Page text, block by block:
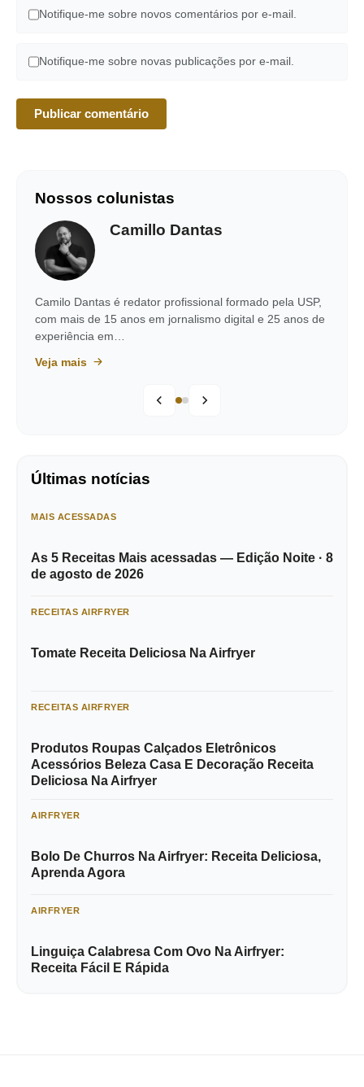
Notifique-me sobre novos comentários por e-mail.
Notifique-me sobre novas publicações por e-mail.
Nossos colunistas
Camillo Dantas
Camilo Dantas é redator profissional formado pela USP,
com mais de 15 anos em jornalismo digital e 25 anos de
experiência em…
Veja mais
Últimas notícias
MAIS ACESSADAS
As 5 Receitas Mais acessadas — Edição Noite · 8
de agosto de 2026
RECEITAS AIRFRYER
Tomate Receita Deliciosa Na Airfryer
RECEITAS AIRFRYER
Produtos Roupas Calçados Eletrônicos
Acessórios Beleza Casa E Decoração Receita
Deliciosa Na Airfryer
AIRFRYER
Bolo De Churros Na Airfryer: Receita Deliciosa,
Aprenda Agora
AIRFRYER
Linguiça Calabresa Com Ovo Na Airfryer:
Receita Fácil E Rápida